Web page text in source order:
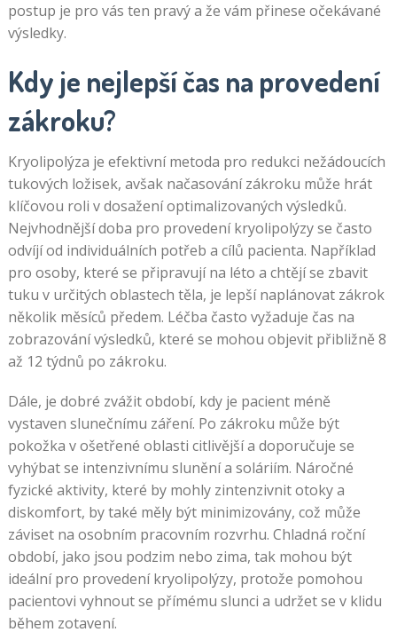
postup je pro vás ten pravý a že vám přinese očekávané
výsledky.
Kdy je nejlepší čas na provedení
zákroku?
Kryolipolýza je efektivní metoda pro redukci nežádoucích
tukových ložisek, avšak načasování zákroku může hrát
klíčovou roli v dosažení optimalizovaných výsledků.
Nejvhodnější doba pro provedení kryolipolýzy se často
odvíjí od individuálních potřeb a cílů pacienta. Například
pro osoby, které se připravují na léto a chtějí se zbavit
tuku v určitých oblastech těla, je lepší naplánovat zákrok
několik měsíců předem. Léčba často vyžaduje čas na
zobrazování výsledků, které se mohou objevit přibližně 8
až 12 týdnů po zákroku.
Dále, je dobré zvážit období, kdy je pacient méně
vystaven slunečnímu záření. Po zákroku může být
pokožka v ošetřené oblasti citlivější a doporučuje se
vyhýbat se intenzivnímu slunění a soláriím. Náročné
fyzické aktivity, které by mohly zintenzivnit otoky a
diskomfort, by také měly být minimizovány, což může
záviset na osobním pracovním rozvrhu. Chladná roční
období, jako jsou podzim nebo zima, tak mohou být
ideální pro provedení kryolipolýzy, protože pomohou
pacientovi vyhnout se přímému slunci a udržet se v klidu
během zotavení.